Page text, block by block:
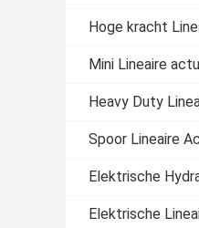
Hoge kracht
Mini Lineaire
Heavy Duty
Spoor Lineaire
Elektrische
Elektrische